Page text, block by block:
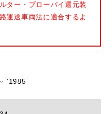
ター・ブローバイ還元装
運送車両法に適合するよ
'1985